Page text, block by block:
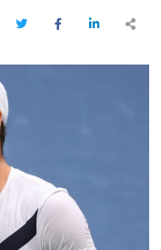
TwitterFacebookLinkedInShare